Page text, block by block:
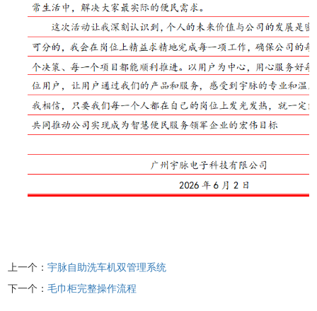
上一个：宇脉自助洗车机双管理系统
下一个：毛巾柜完整操作流程